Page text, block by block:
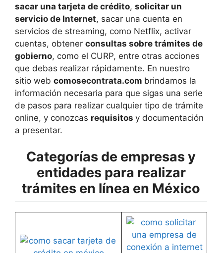
sacar una tarjeta de crédito, solicitar un
servicio de Internet, sacar una cuenta en
servicios de streaming, como Netflix, activar
cuentas, obtener consultas sobre trámites de
gobierno, como el CURP, entre otras acciones
que debas realizar rápidamente. En nuestro
sitio web comosecontrata.com brindamos la
información necesaria para que sigas una serie
de pasos para realizar cualquier tipo de trámite
online, y conozcas requisitos y documentación
a presentar.
Categorías de empresas y
entidades para realizar
trámites en línea en México